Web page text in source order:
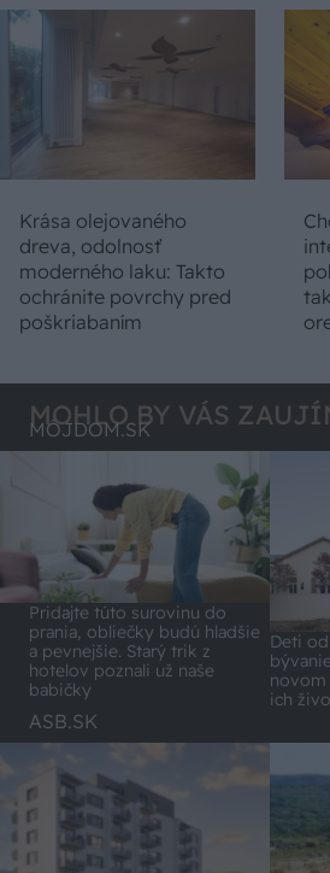
Krása olejovaného
dreva, odolnosť
moderného laku: Takto
ochránite povrchy pred
poškriabaním
MOHLO BY VÁS
MÔJDOM.SK
Pridajte túto surovinu do
prania, obliečky budú hladšie
a pevnejšie. Starý trik z
hotelov poznali už naše
babičky
Deti
ich
ASB.SK